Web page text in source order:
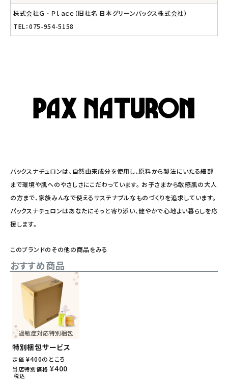
株式会社Ｇ‐Ｐｌａｃｅ（旧社名 日本グリーンパックス株式会社）
TEL：075-954-5158
パックスナチュロンは、自然由来成分を使用し、原料から製法にいたる細部
まで環境や肌へのやさしさにこだわっています。 お子さまから敏感肌の大人
の方まで、家族みんなで使えるサステナブルなものづくりを追求しています。
パックスナチュロンはあなたにそっと寄り添い、健やかで心地よい暮らしを応
援します。
このブランドのその他の商品をみる
おすすめ商品
特別梱包サービス
定価 ¥400のところ
当店特別価格 ¥400
税込